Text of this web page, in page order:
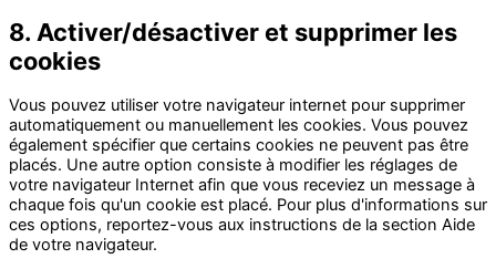
8. Activer/désactiver et supprimer les
cookies
Vous pouvez utiliser votre navigateur internet pour supprimer
automatiquement ou manuellement les cookies. Vous pouvez
également spécifier que certains cookies ne peuvent pas être
placés. Une autre option consiste à modifier les réglages de
votre navigateur Internet afin que vous receviez un message à
chaque fois qu'un cookie est placé. Pour plus d'informations sur
ces options, reportez-vous aux instructions de la section Aide
de votre navigateur.